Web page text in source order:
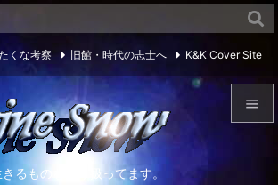
るものを取り扱ってます。

くな考察 旧館・時代の志士へ K&K Cover Site